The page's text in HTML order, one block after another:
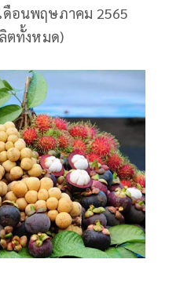
ดือนพฤษภาคม 2565
ตทั้งหมด)